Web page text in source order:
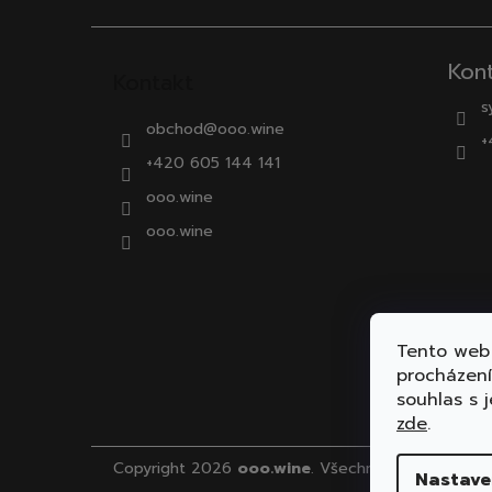
Tento
souhlas s
zde.
obchod@ooo.wine
+420 605 144 141
ooo.wine
ooo.wine
Copyright 2026 ooo.wine. Všechna práva